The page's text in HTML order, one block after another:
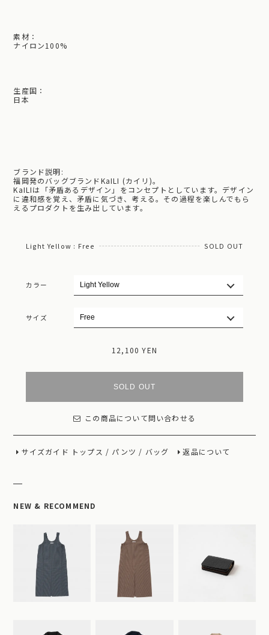
素材：
ナイロン100%
生産国：
日本
ブランド説明:
福岡発のバッグブランドKaILI (カイリ)。
KaILIは「矛盾あるデザイン」をコンセプトとしています。デザイン
に違和感を覚え、矛盾に気づき、考える。その過程を楽しんでもら
えるプロダクトを生み出しています。
Light Yellow : Free SOLD OUT
カラー
サイズ
12,100 YEN
SOLD OUT
この商品について問い合わせる
サイズガイド トップス / パンツ / バッグ 返品について
NEW & RECOMMEND